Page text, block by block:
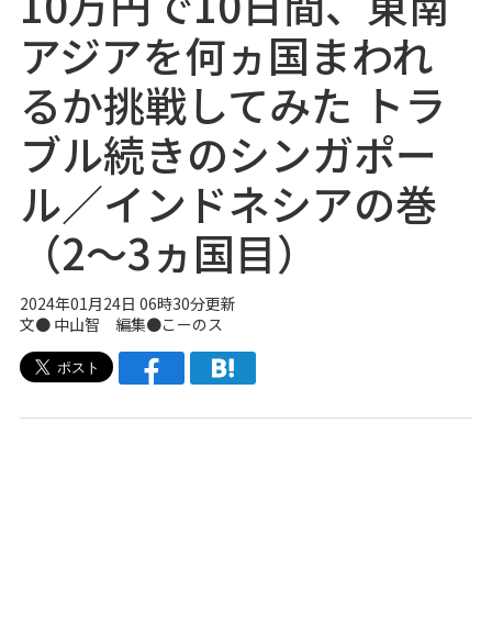
アジアを何ヵ国まわれ
るか挑戦してみた トラ
ブル続きのシンガポー
ル／インドネシアの巻
（2〜3ヵ国目）
2024年01月24日 06時30分更新
文● 中山智 編集●こーのス